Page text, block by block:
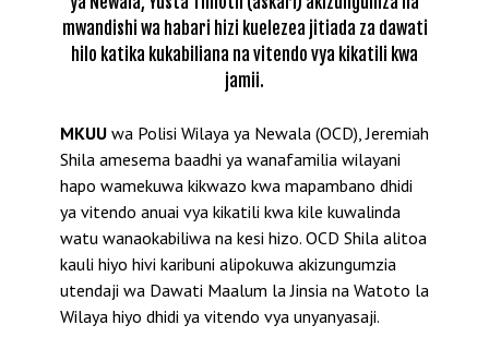
mwandishi wa habari hizi kuelezea jitiada za dawati
hilo katika kukabiliana na vitendo vya kikatili kwa
jamii.
MKUU wa Polisi Wilaya ya Newala (OCD), Jeremiah
Shila amesema baadhi ya wanafamilia wilayani
hapo wamekuwa kikwazo kwa mapambano dhidi
ya vitendo anuai vya kikatili kwa kile kuwalinda
watu wanaokabiliwa na kesi hizo. OCD Shila alitoa
kauli hiyo hivi karibuni alipokuwa akizungumzia
utendaji wa Dawati Maalum la Jinsia na Watoto la
Wilaya hiyo dhidi ya vitendo vya unyanyasaji.